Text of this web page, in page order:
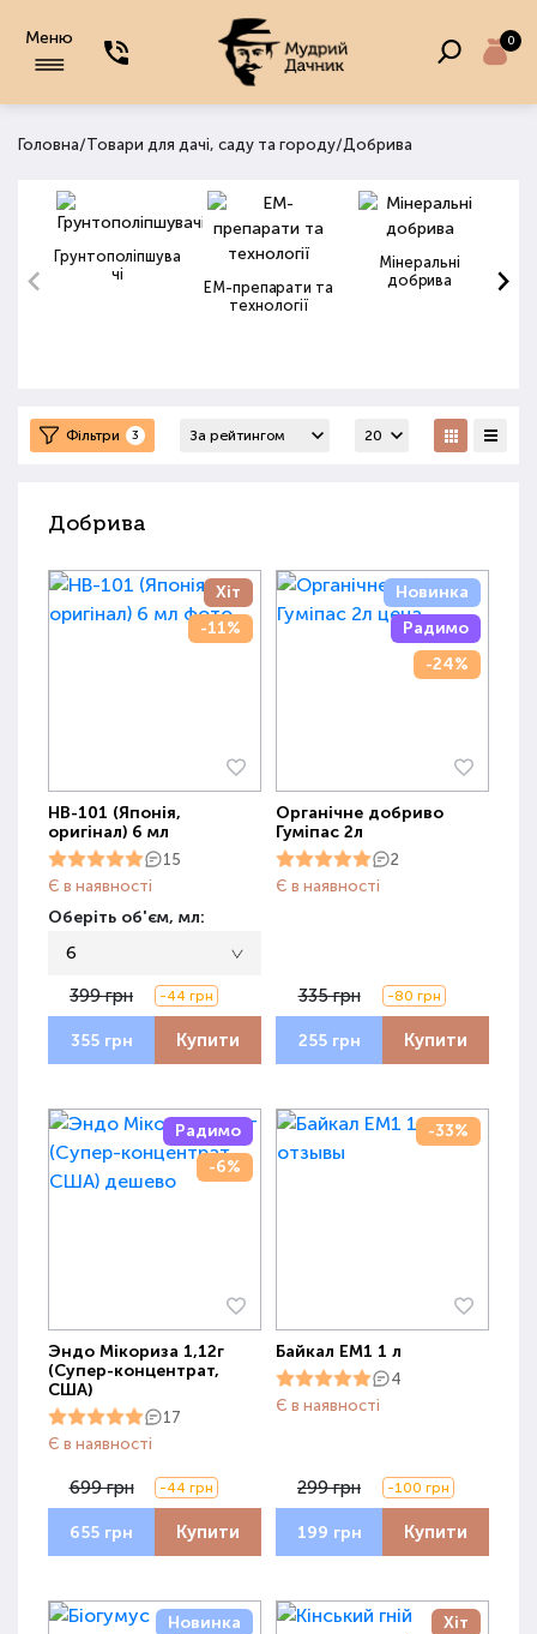
Меню 0
Головна/Товари для дачі, саду та городу/Добрива
Грунтополіпшува
чі
ЕМ-препарати та
технології
Мінеральні
добрива
Фільтри 3
Добрива
Хіт
-11%
НВ-101 (Японія,
оригінал) 6 мл
15
Є в наявності
Оберіть об'єм, мл:
6
399 грн -44 грн
355 грн Купити
Новинка
Радимо
-24%
Органічне добриво
Гуміпас 2л
2
Є в наявності
335 грн -80 грн
255 грн Купити
Радимо
-6%
Эндо Мікориза 1,12г
(Супер-концентрат,
США)
17
Є в наявності
699 грн -44 грн
655 грн Купити
-33%
Байкал ЕМ1 1 л
4
Є в наявності
299 грн -100 грн
199 грн Купити
Новинка
Хіт